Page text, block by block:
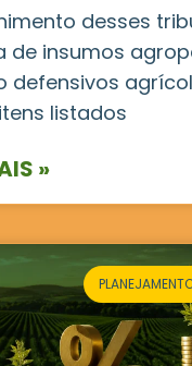
desses
de insumos
defensivos
listados
»